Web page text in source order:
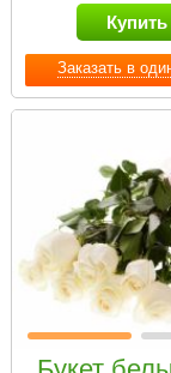
Заказать в
Купить